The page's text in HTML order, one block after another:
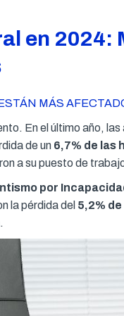
en 2024:
MÁS
En el último año,
de un 6,7% de las
a su puesto de
por
la pérdida del 5,2%